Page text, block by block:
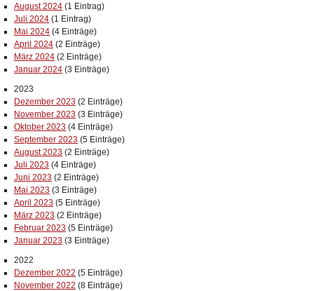
August 2024 (1 Eintrag)
Juli 2024 (1 Eintrag)
Mai 2024 (4 Einträge)
April 2024 (2 Einträge)
März 2024 (2 Einträge)
Januar 2024 (3 Einträge)
2023
Dezember 2023 (2 Einträge)
November 2023 (3 Einträge)
Oktober 2023 (4 Einträge)
September 2023 (5 Einträge)
August 2023 (2 Einträge)
Juli 2023 (4 Einträge)
Juni 2023 (2 Einträge)
Mai 2023 (3 Einträge)
April 2023 (5 Einträge)
März 2023 (2 Einträge)
Februar 2023 (5 Einträge)
Januar 2023 (3 Einträge)
2022
Dezember 2022 (5 Einträge)
November 2022 (8 Einträge)